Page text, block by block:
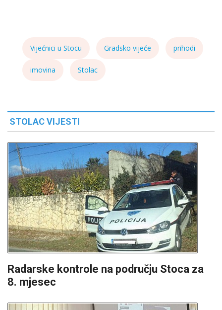
Vijećnici u Stocu Gradsko vijeće prihodi
imovina Stolac
STOLAC VIJESTI
Radarske kontrole na području Stoca za
8. mjesec